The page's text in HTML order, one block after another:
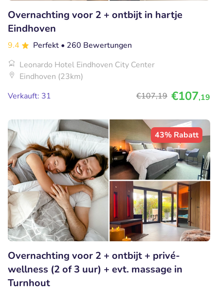
Overnachting voor 2 + ontbijt in hartje
Eindhoven
9.4 Perfekt • 260 Bewertungen
Leonardo Hotel Eindhoven City Center
Eindhoven (23km)
Verkauft: 31
€107,19 €107,19
43% Rabatt
Overnachting voor 2 + ontbijt + privé-
wellness (2 of 3 uur) + evt. massage in
Turnhout